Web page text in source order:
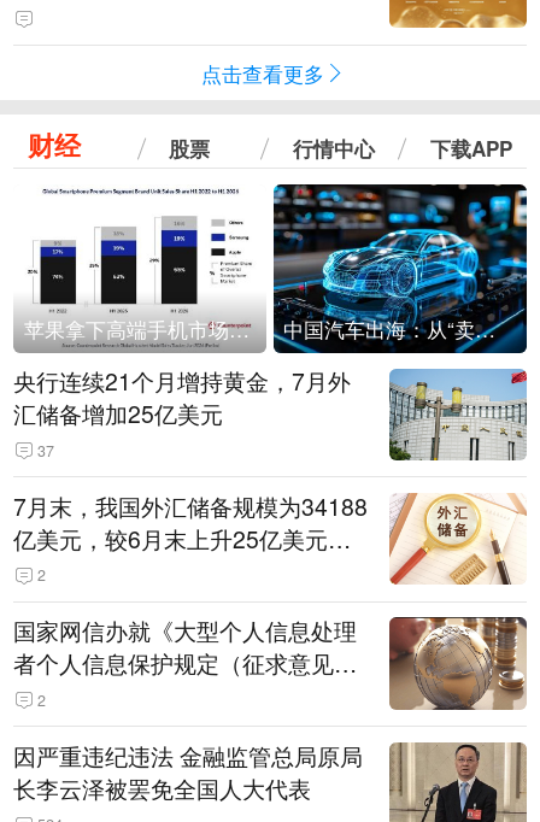
点击查看更多
财经 股票 行情中心 下载APP
苹果拿下高端手机市场65%的份额：iPhone 17系列功不可没 中国汽车出海：从“卖出去”到“走进去”
央行连续21个月增持黄金，7月外
汇储备增加25亿美元
37
7月末，我国外汇储备规模为34188
亿美元，较6月末上升25亿美元，
升幅为0.07%
2
国家网信办就《大型个人信息处理
者个人信息保护规定（征求意见
稿）》公开征求意见
2
因严重违纪违法 金融监管总局原局
长李云泽被罢免全国人大代表